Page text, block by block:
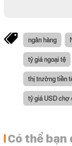
ngân hàng
tỷ giá ngoại tệ
thị trường tiền
tỷ giá USD chợ
Có thể bạn